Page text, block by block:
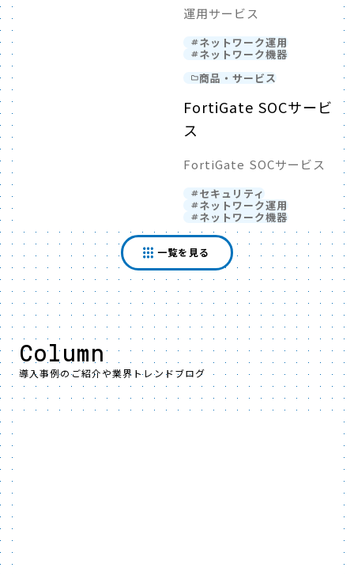
運用サービス
ネットワーク運用
ネットワーク機器
商品・サービス
FortiGate SOCサービ
ス
FortiGate SOCサービス
セキュリティ
ネットワーク運用
ネットワーク機器
一覧を見る
Column
導入事例のご紹介や業界トレンドブログ